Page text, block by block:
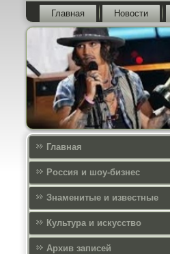
Главная Новости
Главная
Россия и шоу-бизнес
Знаменитые и известные
Культура и искусcтво
Архив записей